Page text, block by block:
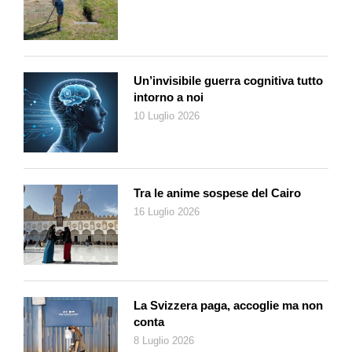
avventurati nel labirinto alpino con l’habitus del ricercatore.
Fino al Settecento la montagna incuteva timore: era
svanisce a beneficio della conoscenza, cosicché le Alpi
diventano meta di escursioni e terreno di scoperte scientifiche
nel campo della fisiologia, della botanica, della climatologia. Tra
questi assurge a notorietà europea il bernese Albrecht von
1729 e quasi subito tradotto in francese. Haller, che fin
dall’infanzia sbalordisce i contemporanei per la sua vasta e
acuta intelligenza, da autentico «Gelehrte» sprofondato nei
libri, eleva alla montagna che lui non cessa di perlustrare un
l’amore per la patria (di cui festeggiamo tra qualche giorno i
natali). Le Alpi e la Confederazione dei tredici Cantoni formano
un tutt’uno, non è possibile disgiungerle, talmente intimo e
Un’invisibile guerra cognitiva tutto
intorno a noi
10 Luglio 2026
Tra le anime sospese del Cairo
16 Luglio 2026
La Svizzera paga, accoglie ma non
conta
8 Luglio 2026